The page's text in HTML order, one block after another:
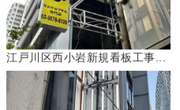
江戸川区西小岩新規看板工事...